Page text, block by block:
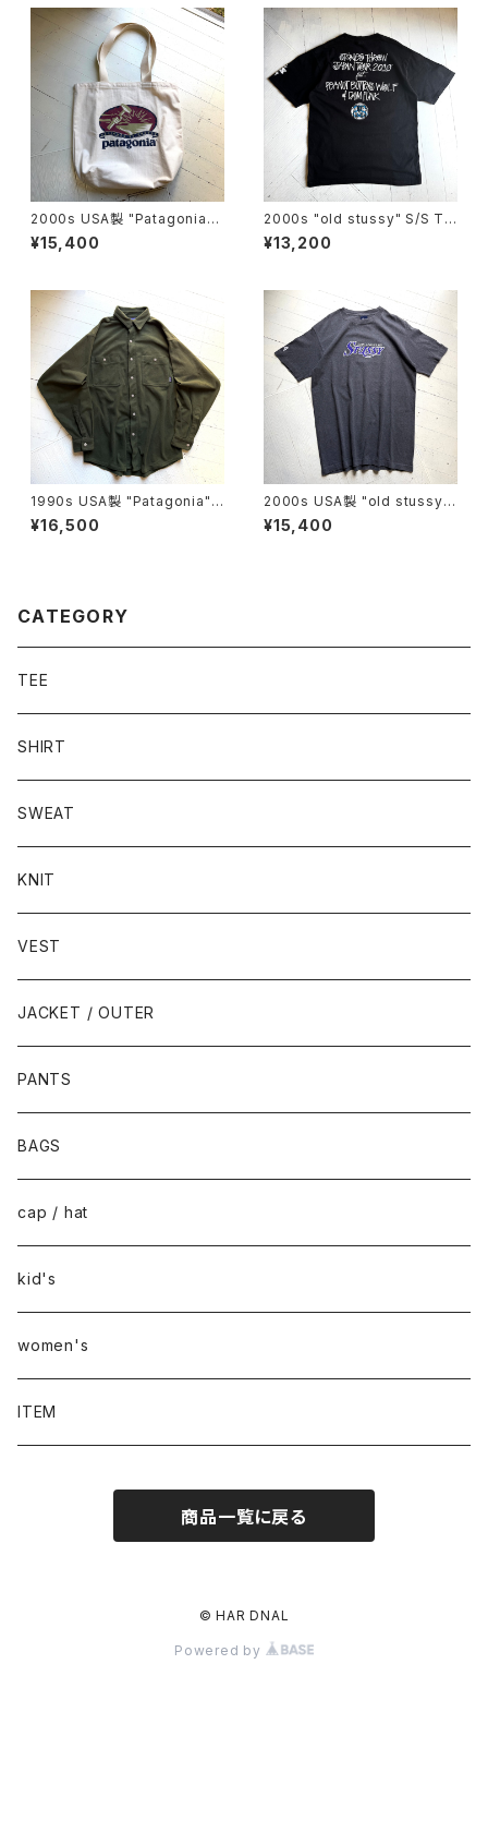
2000s USA製 "Patagonia"
original canvas bag
¥15,400
2000s "old stussy" S/S T-
shirt
¥13,200
1990s USA製 "Patagonia"
L/S fleece shirt
¥16,500
2000s USA製 "old stussy"
S/S T-shirt
¥15,400
CATEGORY
TEE
SHIRT
SWEAT
KNIT
VEST
JACKET / OUTER
PANTS
BAGS
cap / hat
kid's
women's
ITEM
商品一覧に戻る
© HAR DNAL
Powered by